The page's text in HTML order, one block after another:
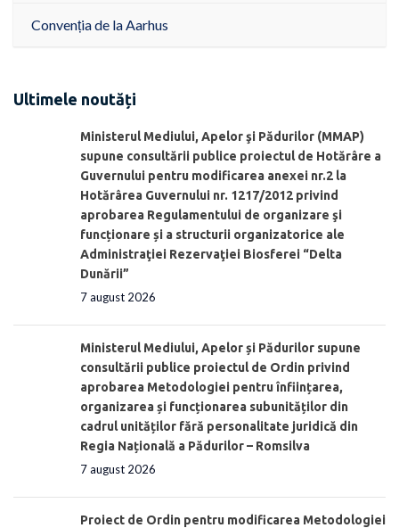
Convenția de la Aarhus
Ultimele noutăți
Ministerul Mediului, Apelor şi Pădurilor (MMAP)
supune consultării publice proiectul de Hotărâre a
Guvernului pentru modificarea anexei nr.2 la
Hotărârea Guvernului nr. 1217/2012 privind
aprobarea Regulamentului de organizare şi
funcționare și a structurii organizatorice ale
Administraţiei Rezervaţiei Biosferei “Delta
Dunării”
7 august 2026
Ministerul Mediului, Apelor și Pădurilor supune
consultării publice proiectul de Ordin privind
aprobarea Metodologiei pentru înființarea,
organizarea și funcționarea subunităților din
cadrul unităților fără personalitate juridică din
Regia Națională a Pădurilor – Romsilva
7 august 2026
Proiect de Ordin pentru modificarea Metodologiei